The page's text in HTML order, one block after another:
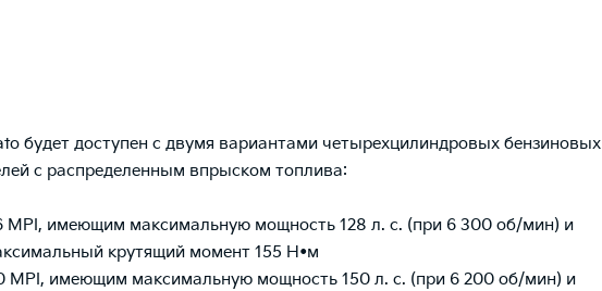
будет доступен с двумя вариантами четырехцилиндровых бензиновых
с распределенным впрыском топлива:
MPI, имеющим максимальную мощность 128 л. с. (при 6 300 об/мин) и
крутящий момент 155 Н•м
MPI, имеющим максимальную мощность 150 л. с. (при 6 200 об/мин) и